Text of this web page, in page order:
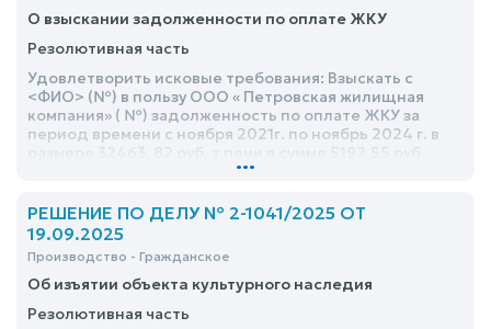
О взыскании задолженности по оплате ЖКУ
Резолютивная часть
Удовлетворить исковые требования: Взыскать с
<ФИО> (№) в пользу ООО « Петровская жилищная
компания» ( №) задолженность по оплате ЖКУ за
период времени с ноября 2021г. по ноябрь 2024 г. в
...
РЕШЕНИЕ ПО ДЕЛУ № 2-1041/2025 ОТ
19.09.2025
Производство - Гражданское
Об изъятии объекта культурного наследия
Резолютивная часть